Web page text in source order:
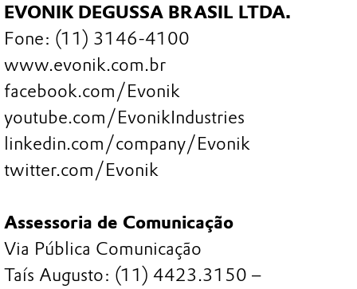
EVONIK DEGUSSA BRASIL LTDA.
Fone: (11) 3146-4100
www.evonik.com.br
facebook.com/Evonik
youtube.com/EvonikIndustries
linkedin.com/company/Evonik
twitter.com/Evonik
Assessoria de Comunicação
Via Pública Comunicação
Taís Augusto: (11) 4423.3150 –